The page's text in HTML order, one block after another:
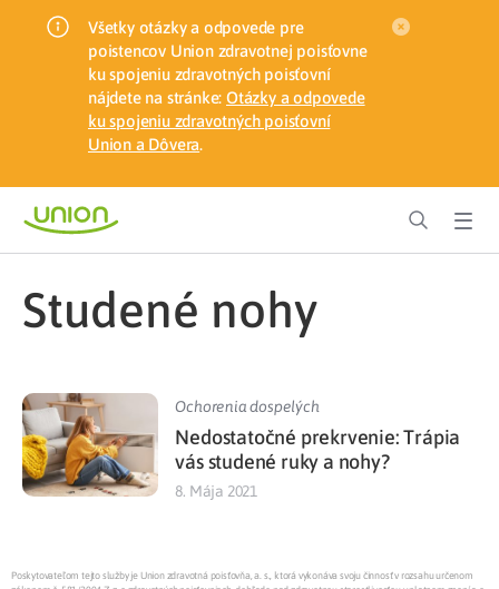
Všetky otázky a odpovede pre
poistencov Union zdravotnej poisťovne
ku spojeniu zdravotných poisťovní
nájdete na stránke: Otázky a odpovede
ku spojeniu zdravotných poisťovní
Union a Dôvera.
studené nohy
Ochorenia dospelých
Nedostatočné prekrvenie: Trápia
vás studené ruky a nohy?
8. Mája 2021
Poskytovateľom tejto služby je Union zdravotná poisťovňa, a. s., ktorá vykonáva svoju činnosť v rozsahu určenom